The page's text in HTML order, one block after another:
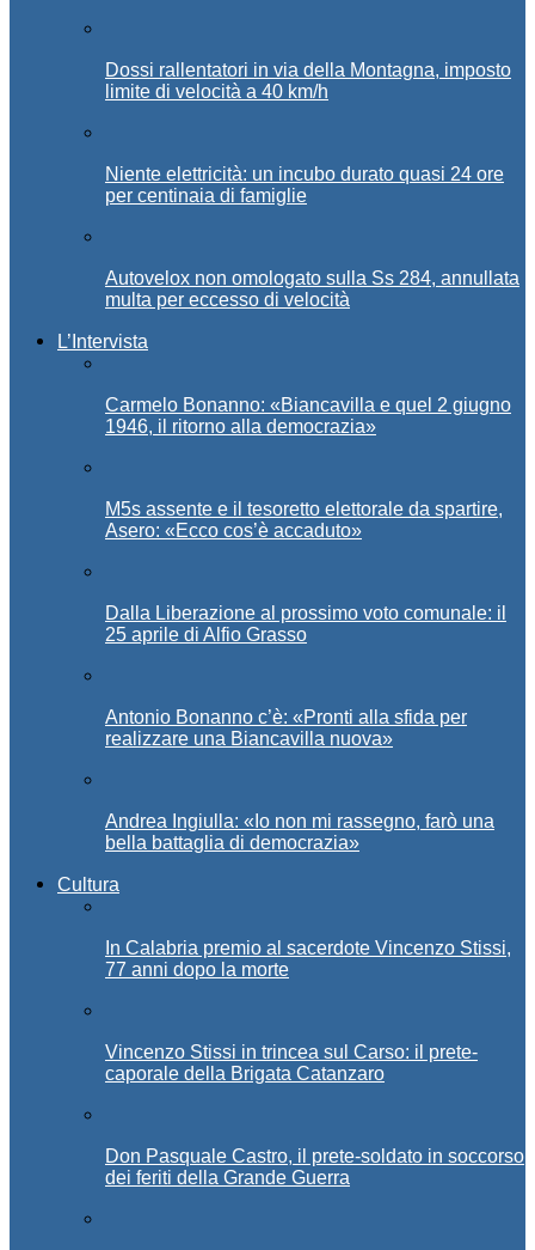
Dossi rallentatori in via della Montagna, imposto
limite di velocità a 40 km/h
Niente elettricità: un incubo durato quasi 24 ore
per centinaia di famiglie
Autovelox non omologato sulla Ss 284, annullata
multa per eccesso di velocità
L’Intervista
Carmelo Bonanno: «Biancavilla e quel 2 giugno
1946, il ritorno alla democrazia»
M5s assente e il tesoretto elettorale da spartire,
Asero: «Ecco cos’è accaduto»
Dalla Liberazione al prossimo voto comunale: il
25 aprile di Alfio Grasso
Antonio Bonanno c’è: «Pronti alla sfida per
realizzare una Biancavilla nuova»
Andrea Ingiulla: «Io non mi rassegno, farò una
bella battaglia di democrazia»
Cultura
In Calabria premio al sacerdote Vincenzo Stissi,
77 anni dopo la morte
Vincenzo Stissi in trincea sul Carso: il prete-
caporale della Brigata Catanzaro
Don Pasquale Castro, il prete-soldato in soccorso
dei feriti della Grande Guerra